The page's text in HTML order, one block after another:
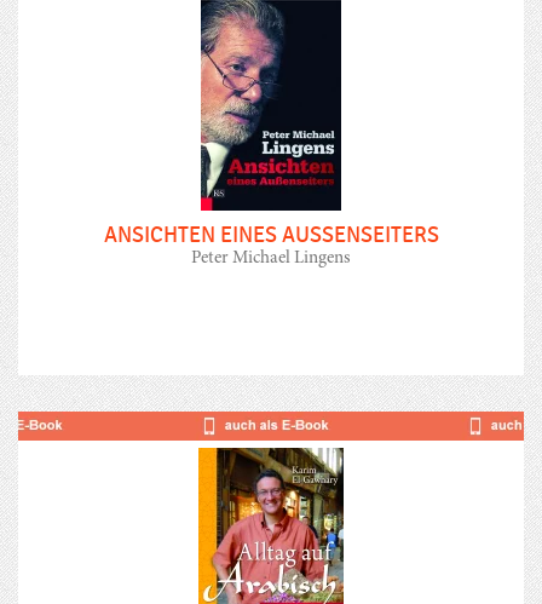
ANSICHTEN EINES AUSSENSEITERS
Peter Michael Lingens